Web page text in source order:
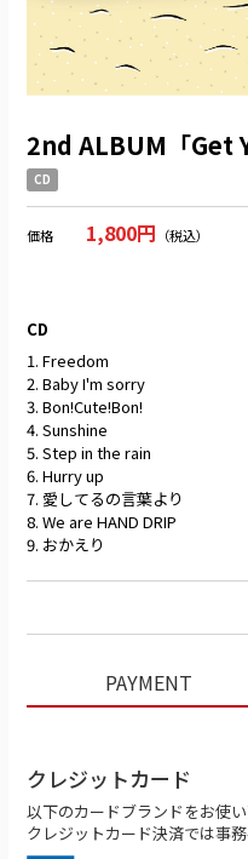
2nd ALBUM「Get
CD
価格 1,800円 （税込）
CD
1. Freedom
2. Baby I'm sorry
3. Bon!Cute!Bon!
4. Sunshine
5. Step in the rain
6. Hurry up
7. 愛してるの言葉より
8. We are HAND DRIP
9. おかえり
PAYMENT
クレジットカード
以下のカードブランドをお使い
クレジットカード決済では事